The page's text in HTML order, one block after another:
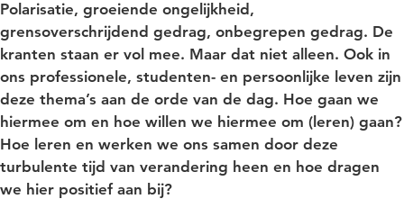
Polarisatie, groeiende ongelijkheid,
grensoverschrijdend gedrag, onbegrepen gedrag. De
kranten staan er vol mee. Maar dat niet alleen. Ook in
ons professionele, studenten- en persoonlijke leven zijn
deze thema’s aan de orde van de dag. Hoe gaan we
hiermee om en hoe willen we hiermee om (leren) gaan?
Hoe leren en werken we ons samen door deze
turbulente tijd van verandering heen en hoe dragen
we hier positief aan bij?